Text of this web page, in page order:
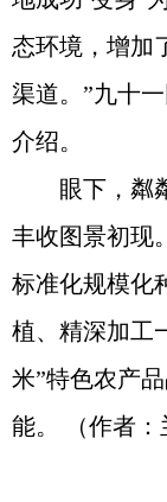
态环境，增加
渠道。”九十
介绍。
眼下，粼
丰收图景初现
标准化规模化
植、精深加工
米”特色农产
能。
（作者：